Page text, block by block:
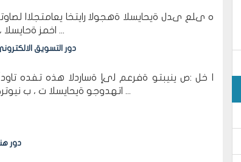
ه ىلع ىدل ةيحايسلا ةهجولا رايتخا يعامتجلاا
اخمز ةحايسلا ،ةيحايسلا ةهجولا نع ةينهذ روص نيوكتو تامولعم لصاوتلا لئاسو يرثتأ ةيلالحا ...
دور التسويق
ا خل :ص ينيبتو ةفرعم لىإ ةساردلا هذه تفده
اتهدوجو ةيحايسلا ت ، ب نيوتركللإا قيوستلا وهو لقتسلما يرغتلما ،ليالحا انتقو في ةغلبا ةيهمأ نلاكشي ...
دور